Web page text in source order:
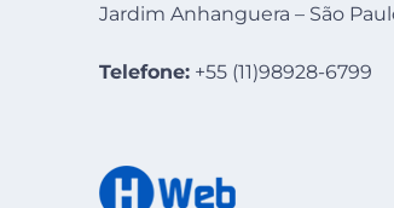
Jardim Anhanguera – São
Telefone: +55 (11)98928-6799